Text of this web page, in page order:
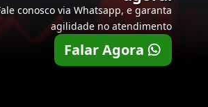
conosco via Whatsapp, e garanta
agilidade no atendimento
Falar Agora